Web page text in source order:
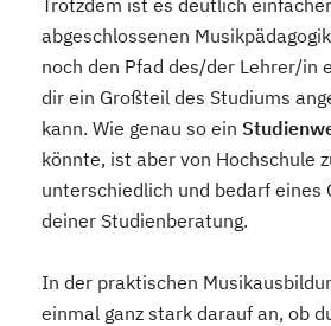
Trotzdem ist es deutlich
abgeschlossenen
noch den Pfad des/der Lehrer/in
dir ein Großteil des Studiums
kann. Wie genau so ein
könnte, ist aber von Hochschule
unterschiedlich und bedarf eines
deiner Studienberatung.
In der praktischen
einmal ganz stark darauf an, ob